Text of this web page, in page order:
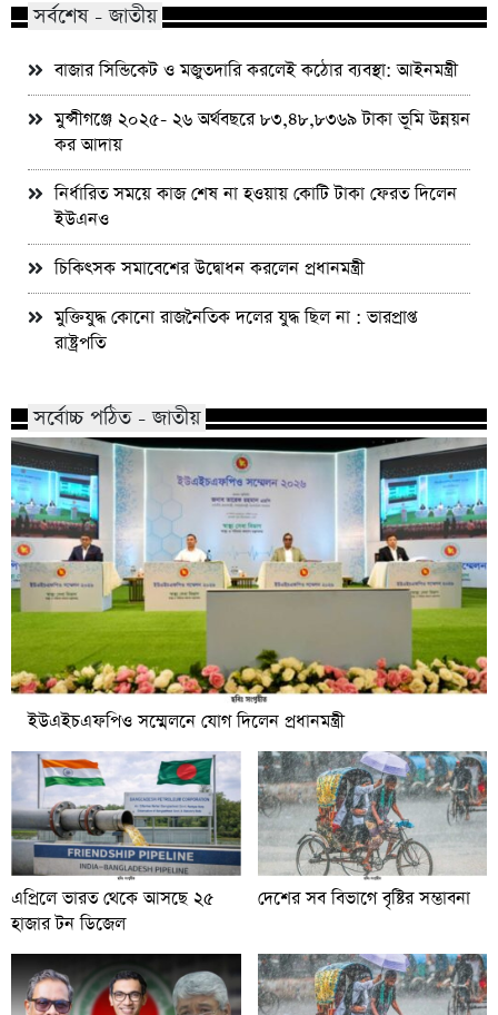
সর্বশেষ - জাতীয়
বাজার সিন্ডিকেট ও মজুতদারি করলেই কঠোর ব্যবস্থা: আইনমন্ত্রী
মুন্সীগঞ্জে ২০২৫- ২৬ অর্থবছরে ৮৩,৪৮,৮৩৬৯ টাকা ভূমি উন্নয়ন
কর আদায়
নির্ধারিত সময়ে কাজ শেষ না হওয়ায় কোটি টাকা ফেরত দিলেন
ইউএনও
চিকিৎসক সমাবেশের উদ্বোধন করলেন প্রধানমন্ত্রী
মুক্তিযুদ্ধ কোনো রাজনৈতিক দলের যুদ্ধ ছিল না : ভারপ্রাপ্ত
রাষ্ট্রপতি
সর্বোচ্চ পঠিত - জাতীয়
ইউএইচএফপিও সম্মেলনে যোগ দিলেন প্রধানমন্ত্রী
এপ্রিলে ভারত থেকে আসছে ২৫
হাজার টন ডিজেল
দেশের সব বিভাগে বৃষ্টির সম্ভাবনা